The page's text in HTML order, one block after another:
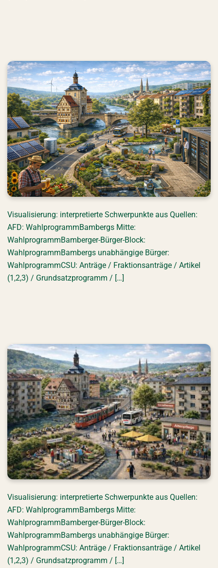
Visualisierung: interpretierte Schwerpunkte aus Quellen:
AFD: WahlprogrammBambergs Mitte:
WahlprogrammBamberger-Bürger-Block:
WahlprogrammBambergs unabhängige Bürger:
WahlprogrammCSU: Anträge / Fraktionsanträge / Artikel
(1,2,3) / Grundsatzprogramm / […]
Visualisierung: interpretierte Schwerpunkte aus Quellen:
AFD: WahlprogrammBambergs Mitte:
WahlprogrammBamberger-Bürger-Block:
WahlprogrammBambergs unabhängige Bürger:
WahlprogrammCSU: Anträge / Fraktionsanträge / Artikel
(1,2,3) / Grundsatzprogramm / […]